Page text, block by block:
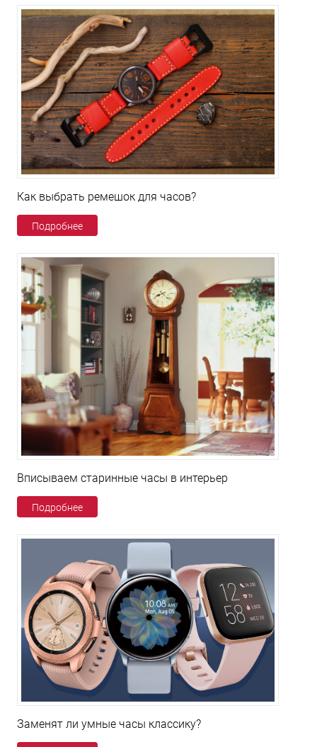
Как выбрать ремешок для часов?
Подробнее
Вписываем старинные часы в интерьер
Подробнее
Заменят ли умные часы классику?